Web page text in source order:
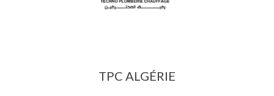
TPC ALGÉRIE